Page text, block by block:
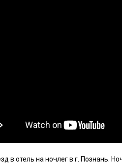
в отель на ночлег в г. Познань.